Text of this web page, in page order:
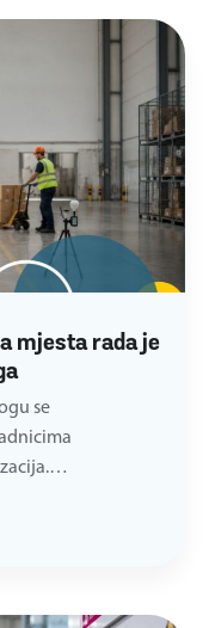
mjesta rada je
se